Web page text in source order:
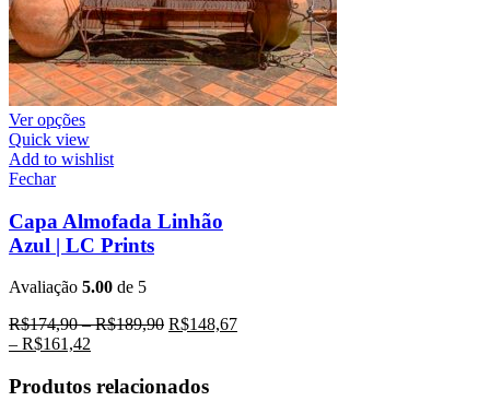
Ver opções
Quick view
Add to wishlist
Fechar
Capa Almofada Linhão
Azul | LC Prints
Avaliação 5.00 de 5
R$174,90–R$189,90 R$148,67
– R$161,42
Produtos relacionados